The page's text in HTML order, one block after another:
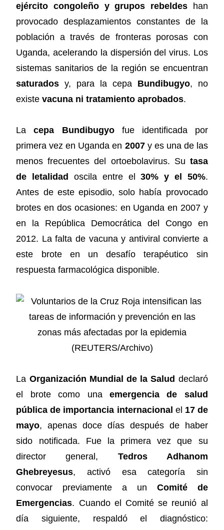
ejército congoleño y grupos rebeldeshan
provocado desplazamientos constantes de la
población a través de fronteras porosas con
Uganda, acelerando la dispersión del virus. Los
sistemas sanitarios de la región se encuentran
saturados y, para la cepa Bundibugyo, no
existevacuna ni tratamiento aprobados.
Lacepa Bundibugyofue identificada por
primera vez en Uganda en 2007y es una de las
menos frecuentes del ortoebolavirus. Su tasa
de letalidad
oscila entre el30% y el 50%.
Antes de este episodio, solo había provocado
brotes en dos ocasiones: en Uganda en 2007 y
en la República Democrática del Congo en
2012. La falta de vacuna y antiviral convierte a
este brote en un desafío terapéutico sin
respuesta farmacológica disponible.
La Organización Mundial de la Salud declaró
el brote como una emergencia de salud
pública de importancia internacional el 17 de
mayo, apenas doce días después de haber
sido notificada. Fue la primera vez que su
director general, Tedros Adhanom
Ghebreyesus, activó esa categoría sin
convocar previamente a un Comité de
Emergencias. Cuando el Comité se reunió al
día siguiente, respaldó el diagnóstico: